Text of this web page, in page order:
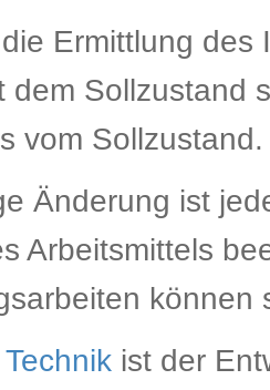
Ermittlung des
dem Sollzustand
vom Sollzustand.
Änderung ist
Arbeitsmittels
können
ist der